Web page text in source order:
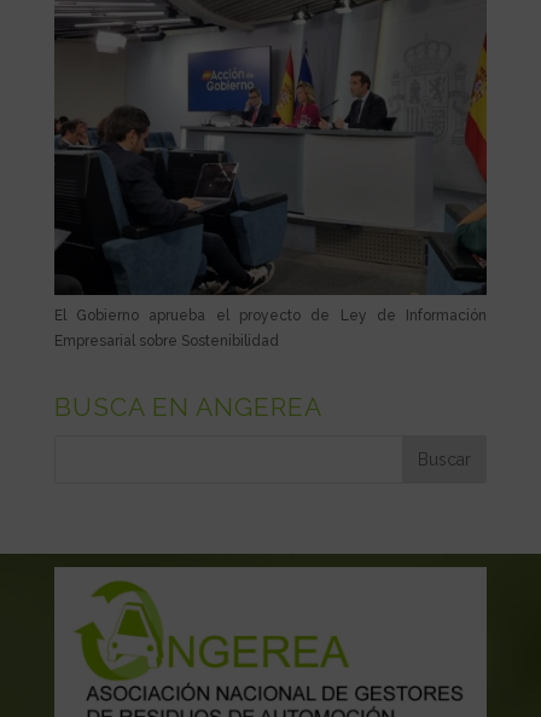
El Gobierno aprueba el proyecto de Ley de Información
Empresarial sobre Sostenibilidad
BUSCA EN ANGEREA